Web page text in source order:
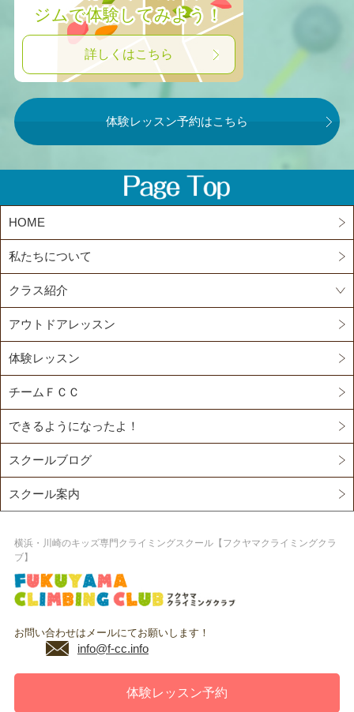
ジムで体験してみよう！
詳しくはこちら
体験レッスン予約はこちら
HOME
私たちについて
クラス紹介
アウトドアレッスン
体験レッスン
チームＦＣＣ
できるようになったよ！
スクールブログ
スクール案内
横浜・川崎のキッズ専門クライミングスクール【フクヤマクライミングクラ
ブ】
お問い合わせはメールにてお願いします！
info@f-cc.info
体験レッスン予約